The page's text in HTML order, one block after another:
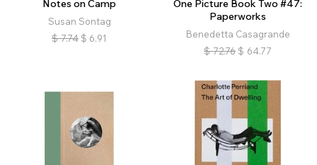
Notes on Camp
Susan Sontag
$ 7.74 $ 6.91
One Picture Book Two #47:
Paperworks
Benedetta Casagrande
$ 72.76 $ 64.77